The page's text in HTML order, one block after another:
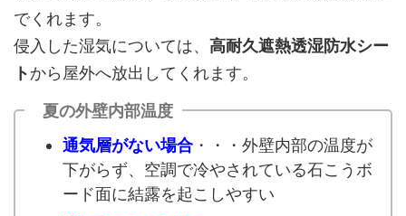
でくれます。
侵入した湿気については、 高耐久遮熱透湿防水シー
トから屋外へ放出してくれます。
夏の外壁内部温度
通気層がない場合 ・・・外壁内部の温度が
下がらず、空調で冷やされている石こうボ
ード面に結露を起こしやすい